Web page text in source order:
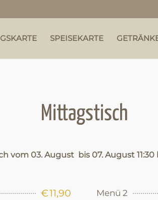
SPEISEKARTE
Mittagstisch
vom 03. August bis 07. August 11:30
€11,90 Menü 2